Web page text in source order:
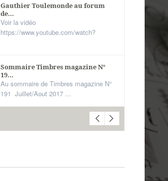
Gauthier Toulemonde au forum
de...
Voir la vidéo
https://www.youtube.com/watch?
Sommaire Timbres magazine N°
19...
Au sommaire de Timbres magazine N°
191 Juillet/Aout 2017 ...